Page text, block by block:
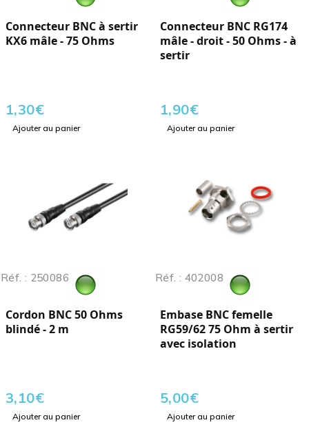
Connecteur BNC à sertir
KX6 mâle - 75 Ohms
1,30€
Ajouter au panier
Connecteur BNC RG174
mâle - droit - 50 Ohms - à
sertir
1,90€
Ajouter au panier
Réf. : 250086
Cordon BNC 50 Ohms
blindé - 2 m
3,10€
Ajouter au panier
Réf. : 402008
Embase BNC femelle
RG59/62 75 Ohm à sertir
avec isolation
5,00€
Ajouter au panier